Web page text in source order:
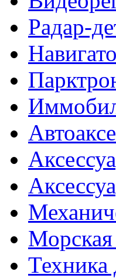
Радар-
Морская
Техника